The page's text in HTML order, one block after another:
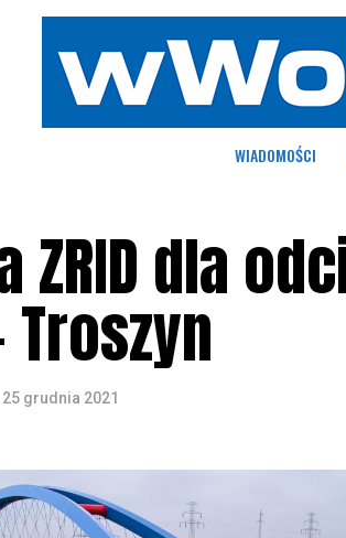
WIADOMOŚCI
ZRID dla
Troszyn
25 grudnia 2021